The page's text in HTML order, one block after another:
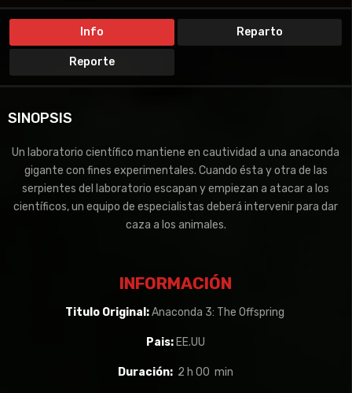
Info Reparto
Reporte
SINOPSIS
Un laboratorio científico mantiene en cautividad a una anaconda
gigante con fines experimentales. Cuando ésta y otra de las
serpientes del laboratorio escapan y empiezan a atacar a los
científicos, un equipo de especialistas deberá intervenir para dar
caza a los animales.
INFORMACIÓN
Titulo Original:Anaconda 3: The Offspring
Pais: EE.UU
Duración: 2 h 00 min